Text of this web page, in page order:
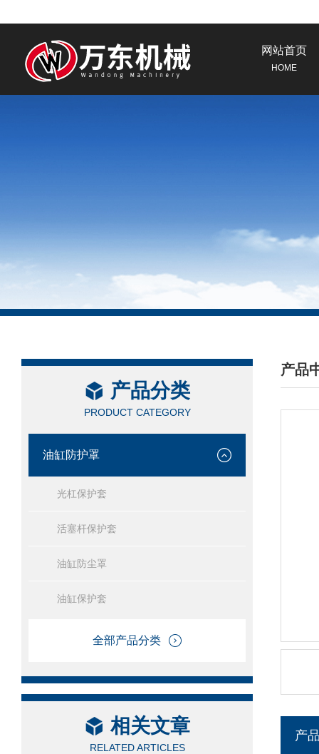
网站首页
HOME
产品分类
PRODUCT CATEGORY
油缸防护罩
光杠保护套
活塞杆保护套
油缸防尘罩
油缸保护套
全部产品分类
相关文章
RELATED ARTICLES
产品
/
产